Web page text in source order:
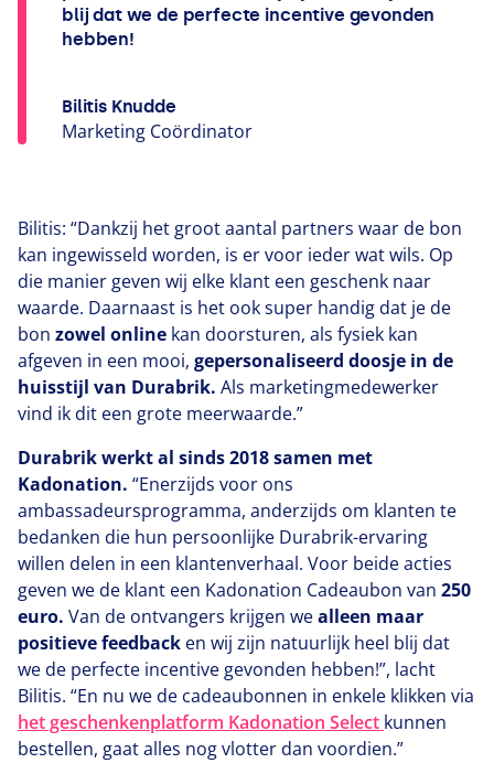
blij dat we de perfecte incentive gevonden
hebben!
Bilitis Knudde
Marketing Coördinator
Bilitis: “Dankzij het groot aantal partners waar de bon
kan ingewisseld worden, is er voor ieder wat wils. Op
die manier geven wij elke klant een geschenk naar
waarde. Daarnaast is het ook super handig dat je de
bon zowel online kan doorsturen, als fysiek kan
afgeven in een mooi, gepersonaliseerd doosje in de
huisstijl van Durabrik. Als marketingmedewerker
vind ik dit een grote meerwaarde.”
Durabrik werkt al sinds2018samen met
Kadonation. “Enerzijds voor ons
ambassadeursprogramma, anderzijds om klanten te
bedanken die hun persoonlijke Durabrik-ervaring
willen delen in een klantenverhaal. Voor beide acties
geven we de klant een Kadonation Cadeaubon van 250
euro. Van de ontvangers krijgen wealleen maar
positieve feedback en wij zijn natuurlijk heel blij dat
we de perfecte incentive gevonden hebben!”, lacht
Bilitis. “En nu we de cadeaubonnen in enkele klikken via
het geschenkenplatform Kadonation Select kunnen
bestellen, gaat alles nog vlotter dan voordien.”